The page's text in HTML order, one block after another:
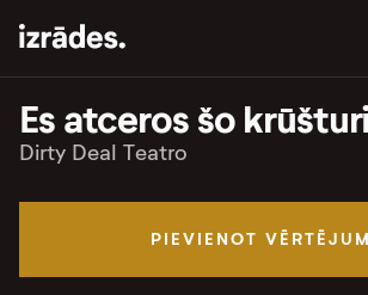
Es atceros šo
Dirty Deal Teatro
PIEVIENOT